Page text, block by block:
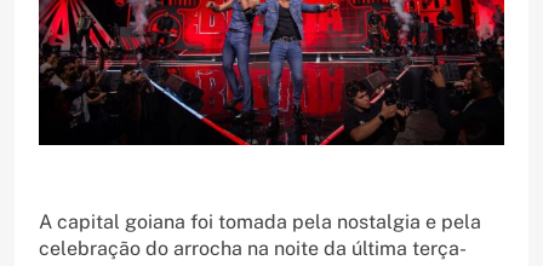
A capital goiana foi tomada pela nostalgia e pela
celebração do arrocha na noite da última terça-